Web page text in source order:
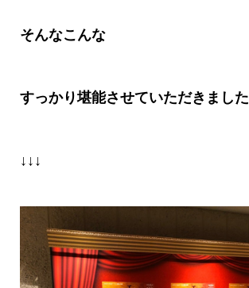
そんなこんな
すっかり堪能させていただきました
↓↓↓